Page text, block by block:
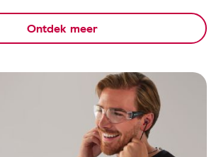
Ontdek meer